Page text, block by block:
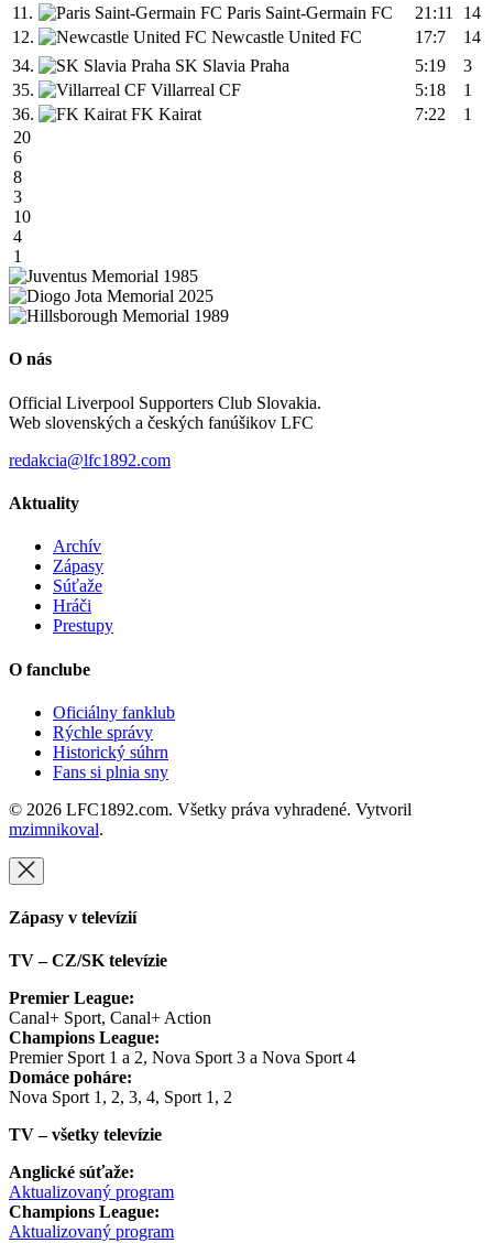
11.
Paris Saint-Germain FC 21:11
14
12.
Newcastle United FC 17:7
14
34.
SK Slavia Praha 5:19
3
35.
Villarreal CF 5:18
1
36.
FK Kairat 7:22
1
20
6
8
3
10
4
1
O nás
Official Liverpool Supporters Club Slovakia.
Web slovenských a českých fanúšikov LFC
redakcia@lfc1892.com
Aktuality
Archív
Zápasy
Súťaže
Hráči
Prestupy
O fanclube
Oficiálny fanklub
Rýchle správy
Historický súhrn
Fans si plnia sny
© 2026 LFC1892.com. Všetky práva vyhradené. Vytvoril
mzimnikoval.
Zápasy v televízií
TV – CZ/SK televízie
Premier League:
Canal+ Sport, Canal+ Action
Champions League:
Premier Sport 1 a 2, Nova Sport 3 a Nova Sport 4
Domáce poháre:
Nova Sport 1, 2, 3, 4, Sport 1, 2
TV – všetky televízie
Anglické súťaže:
Aktualizovaný program
Champions League:
Aktualizovaný program